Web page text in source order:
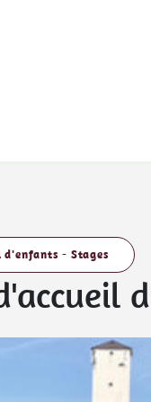
d'enfants - Stages